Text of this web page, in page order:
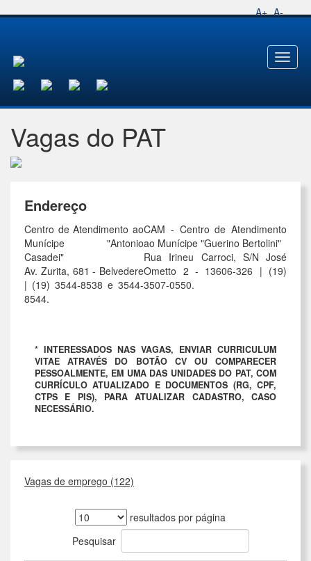
A+ A-
Toggle
Vagas do PAT
Endereço
Centro de Atendimento ao
Munícipe "Antonio
Casadei"
Av. Zurita, 681 - Belvedere
| (19) 3544-8538 e 3544-
8544.
CAM - Centro de Atendimento
ao Munícipe "Guerino Bertolini"
Rua Irineu Carroci, S/N José
Ometto 2 - 13606-326 | (19)
3507-0550.
* INTERESSADOS NAS VAGAS, ENVIAR CURRICULUM
VITAE ATRAVÉS DO BOTÃO CV OU COMPARECER
PESSOALMENTE, EM UMA DAS UNIDADES DO PAT, COM
CURRÍCULO ATUALIZADO E DOCUMENTOS (RG, CPF,
CTPS E PIS), PARA ATUALIZAR CADASTRO, CASO
NECESSÁRIO.
Vagas de emprego (122)
resultados por página
Pesquisar